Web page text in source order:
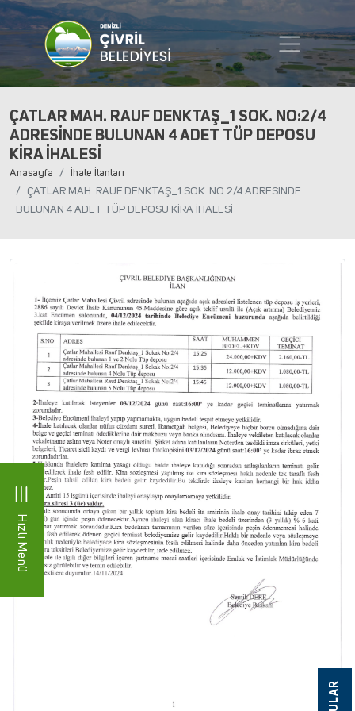
Hızlı Menü
ÇATLAR MAH. RAUF DENKTAŞ_1 SOK. NO:2/4
ADRESİNDE BULUNAN 4 ADET TÜP DEPOSU
KİRA İHALESİ
Anasayfa
İhale İlanları
ÇATLAR MAH. RAUF DENKTAŞ_1 SOK. NO:2/4 ADRESİNDE
BULUNAN 4 ADET TÜP DEPOSU KİRA İHALESİ